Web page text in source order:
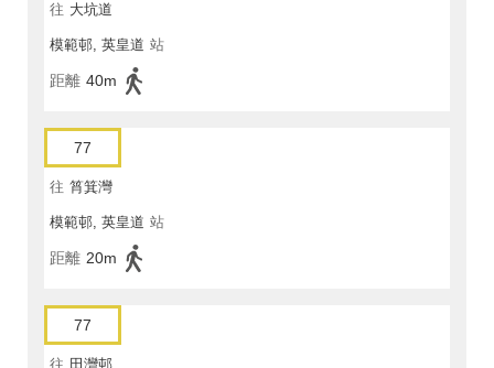
往 大坑道
模範邨, 英皇道 站
距離 40m
77
往 筲箕灣
模範邨, 英皇道 站
距離 20m
77
往 田灣邨